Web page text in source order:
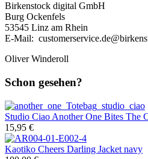
Birkenstock digital GmbH
Burg Ockenfels
53545 Linz am Rhein
E-Mail:
Oliver Winderoll
Schon gesehen?
Studio Ciao Another One Bites The
15,95 €
Kaotiko Cheers Darling Jacket navy